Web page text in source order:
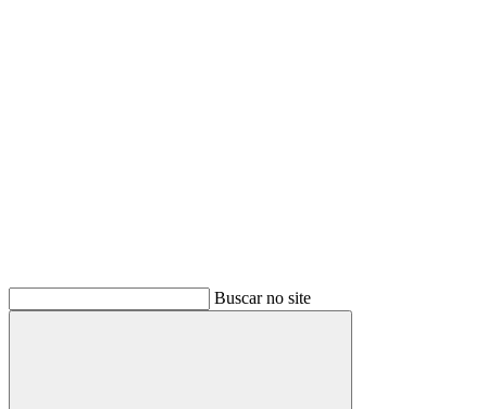
Buscar no site